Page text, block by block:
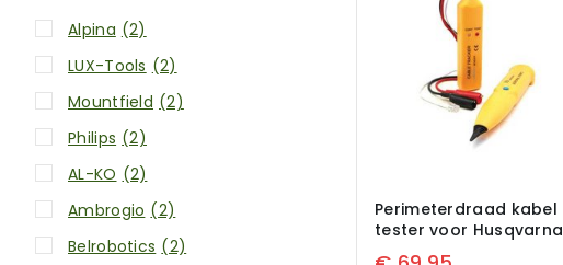
Perimeterdraad kabel
tester voor Husqvarna
Alpina (2)
LUX-Tools (2)
Mountfield (2)
Philips (2)
AL-KO (2)
Ambrogio (2)
Belrobotics (2)